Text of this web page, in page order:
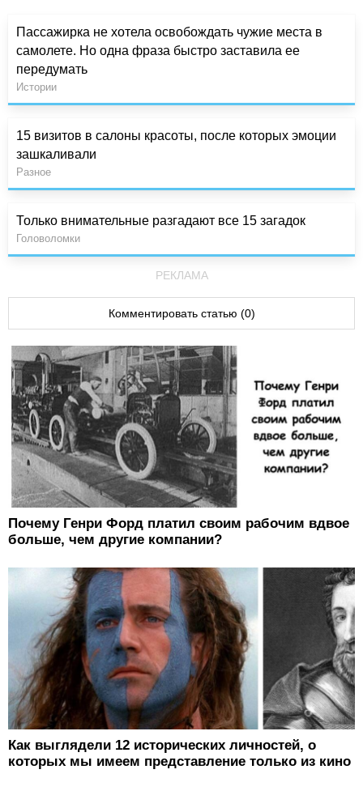
Пассажирка не хотела освобождать чужие места в
самолете. Но одна фраза быстро заставила ее
передумать
Истории
15 визитов в салоны красоты, после которых эмоции
зашкаливали
Разное
Только внимательные разгадают все 15 загадок
Головоломки
РЕКЛАМА
Комментировать статью (0)
Почему Генри Форд платил своим рабочим вдвое
больше, чем другие компании?
Как выглядели 12 исторических личностей, о
которых мы имеем представление только из кино